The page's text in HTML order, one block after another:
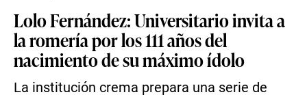
Lolo Fernández: Universitario invita a
la romería por los 111 años del
nacimiento de su máximo ídolo
La institución crema prepara una serie de